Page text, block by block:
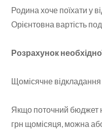
Родина хоче поїхати у
Орієнтовна вартість
Розрахунок
Щомісячне
Якщо поточний бюджет
грн щомісяця, можна